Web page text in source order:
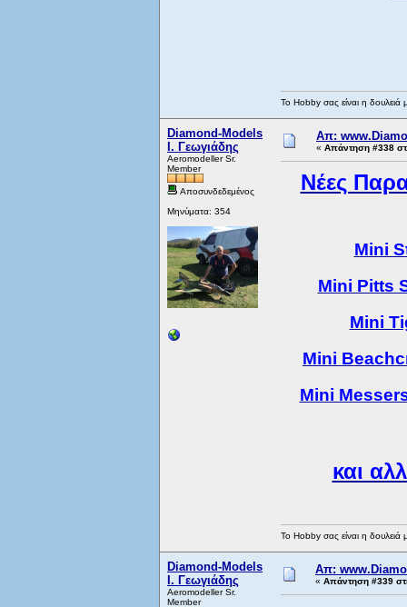
Το Hobby σας είναι η δουλειά
Diamond-Models
Ι. Γεωγιάδης
Aeromodeller Sr.
Member
Αποσυνδεδεμένος
Μηνύματα: 354
Απ:
« Απάντηση #338
Νέες
Mini
Mini Pitts
Mini
Mini
Mini
και
Το Hobby σας είναι η δουλειά
Diamond-Models
Ι. Γεωγιάδης
Aeromodeller Sr.
Member
Απ:
« Απάντηση #339